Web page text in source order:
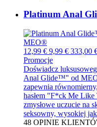
Platinum Anal
12,99 € 9,99 € 333,00
Promocje
Doświadcz
Anal Glide™" od
zapewnia
hasłem "F*ck Me
zmysłowe uczucie na
seksowny, wysokiej
48 OPINIE